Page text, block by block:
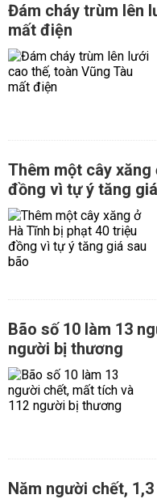
Đám cháy trùm lên
mất điện
Thêm một cây xăng
đồng vì tự ý tăng
Bão số 10 làm 13
người bị thương
Năm người chết,